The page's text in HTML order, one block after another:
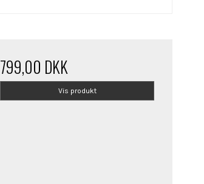
799,00 DKK
Vis produkt